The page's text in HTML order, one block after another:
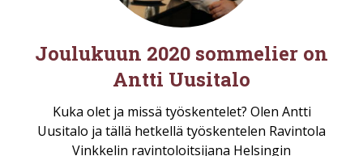
Joulukuun 2020 sommelier on
Antti Uusitalo
Kuka olet ja missä työskentelet? Olen Antti
Uusitalo ja tällä hetkellä työskentelen Ravintola
Vinkkelin ravintoloitsijana Helsingin